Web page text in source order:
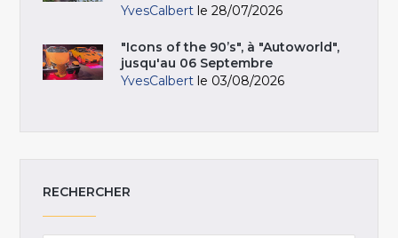
YvesCalbert le 28/07/2026
"Icons of the 90’s", à "Autoworld",
jusqu'au 06 Septembre
YvesCalbert le 03/08/2026
RECHERCHER